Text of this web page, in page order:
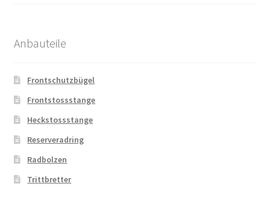
Anbauteile
Frontschutzbügel
Frontstossstange
Heckstossstange
Reserveradring
Radbolzen
Trittbretter